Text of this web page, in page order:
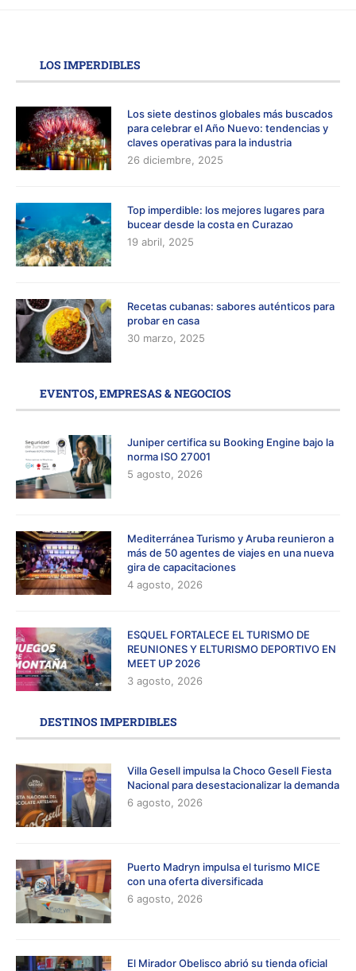
LOS IMPERDIBLES
Los siete destinos globales más buscados
para celebrar el Año Nuevo: tendencias y
claves operativas para la industria
26 diciembre, 2025
Top imperdible: los mejores lugares para
bucear desde la costa en Curazao
19 abril, 2025
Recetas cubanas: sabores auténticos para
probar en casa
30 marzo, 2025
EVENTOS, EMPRESAS & NEGOCIOS
Juniper certifica su Booking Engine bajo la
norma ISO 27001
5 agosto, 2026
Mediterránea Turismo y Aruba reunieron a
más de 50 agentes de viajes en una nueva
gira de capacitaciones
4 agosto, 2026
ESQUEL FORTALECE EL TURISMO DE
REUNIONES Y ELTURISMO DEPORTIVO EN
MEET UP 2026
3 agosto, 2026
DESTINOS IMPERDIBLES
Villa Gesell impulsa la Choco Gesell Fiesta
Nacional para desestacionalizar la demanda
6 agosto, 2026
Puerto Madryn impulsa el turismo MICE
con una oferta diversificada
6 agosto, 2026
El Mirador Obelisco abrió su tienda oficial